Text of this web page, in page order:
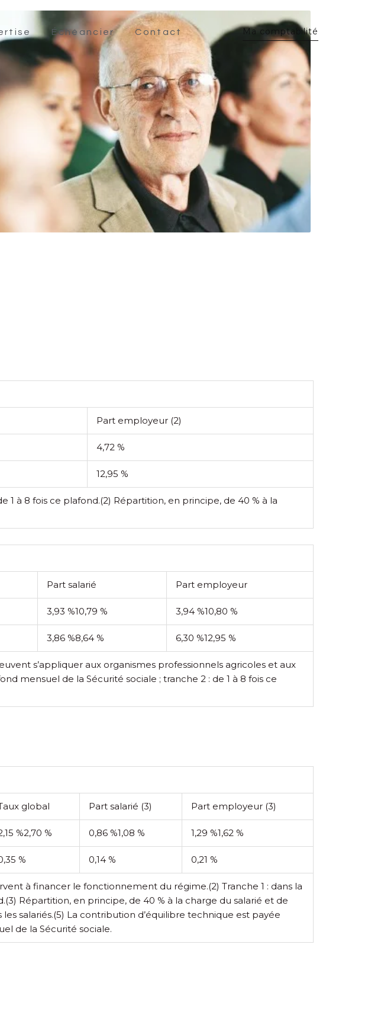
Échéancier Contact Ma comptabilité
Part employeur (2)
4,72 %
12,95 %
1 à 8 fois ce plafond.(2) Répartition, en principe, de 40 % à la
Part salarié Part employeur
3,93 %10,79 % 3,94 %10,80 %
3,86 %8,64 % 6,30 %12,95 %
s’appliquer aux organismes professionnels agricoles et aux
mensuel de la Sécurité sociale ; tranche 2 : de 1 à 8 fois ce
global Part salarié (3) Part employeur (3)
%2,70 % 0,86 %1,08 % 1,29 %1,62 %
% 0,14 % 0,21 %
à financer le fonctionnement du régime.(2) Tranche 1 : dans la
(3) Répartition, en principe, de 40 % à la charge du salarié et de
salariés.(5) La contribution d’équilibre technique est payée
de la Sécurité sociale.